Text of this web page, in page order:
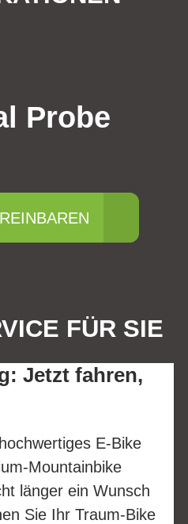
Probe
FÜR SIE
Jetzt fahren,
E-Bike
Mountainbike
länger ein Wunsch
Sie Ihr Traum-Bike